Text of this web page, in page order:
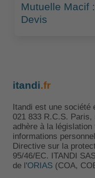
Mutuelle Macif
Devis
itandi.fr
Itandi est une société
021 833 R.C.S. Paris,
adhère à la
informations
Directive sur la
95/46/EC. ITANDI
de l'ORIAS(COA,